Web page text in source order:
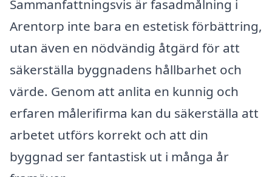
Sammanfattningsvis är fasadmålning i
Arentorp inte bara en estetisk förbättring,
utan även en nödvändig åtgärd för att
säkerställa byggnadens hållbarhet och
värde. Genom att anlita en kunnig och
erfaren målerifirma kan du säkerställa att
arbetet utförs korrekt och att din
byggnad ser fantastisk ut i många år